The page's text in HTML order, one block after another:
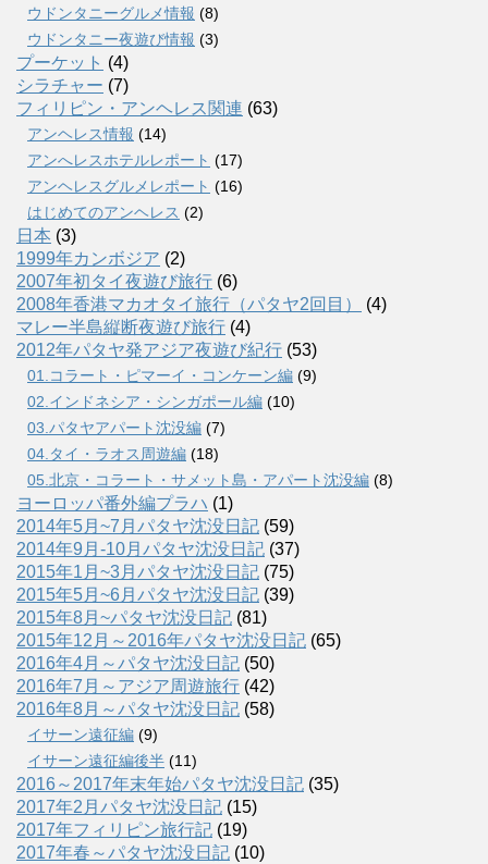
ウドンタニーグルメ情報 (8)
ウドンタニー夜遊び情報 (3)
プーケット (4)
シラチャー (7)
フィリピン・アンヘレス関連 (63)
アンヘレス情報 (14)
アンへレスホテルレポート (17)
アンヘレスグルメレポート (16)
はじめてのアンヘレス (2)
日本 (3)
1999年カンボジア (2)
2007年初タイ夜遊び旅行 (6)
2008年香港マカオタイ旅行（パタヤ2回目）
(4)
マレー半島縦断夜遊び旅行 (4)
2012年パタヤ発アジア夜遊び紀行 (53)
01.コラート・ピマーイ・コンケーン編 (9)
02.インドネシア・シンガポール編 (10)
03.パタヤアパート沈没編 (7)
04.タイ・ラオス周遊編 (18)
05.北京・コラート・サメット島・アパート沈没編 (8)
ヨーロッパ番外編プラハ (1)
2014年5月~7月パタヤ沈没日記 (59)
2014年9月-10月パタヤ沈没日記 (37)
2015年1月~3月パタヤ沈没日記 (75)
2015年5月~6月パタヤ沈没日記 (39)
2015年8月~パタヤ沈没日記 (81)
2015年12月～2016年パタヤ沈没日記 (65)
2016年4月～パタヤ沈没日記 (50)
2016年7月～アジア周遊旅行 (42)
2016年8月～パタヤ沈没日記 (58)
イサーン遠征編 (9)
イサーン遠征編後半 (11)
2016～2017年末年始パタヤ沈没日記 (35)
2017年2月パタヤ沈没日記 (15)
2017年フィリピン旅行記 (19)
2017年春～パタヤ沈没日記 (10)